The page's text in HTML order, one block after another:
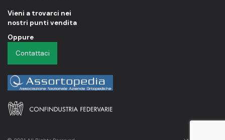
Vieni a trovarci nei
nostri punti vendita
Oppure
Contattaci